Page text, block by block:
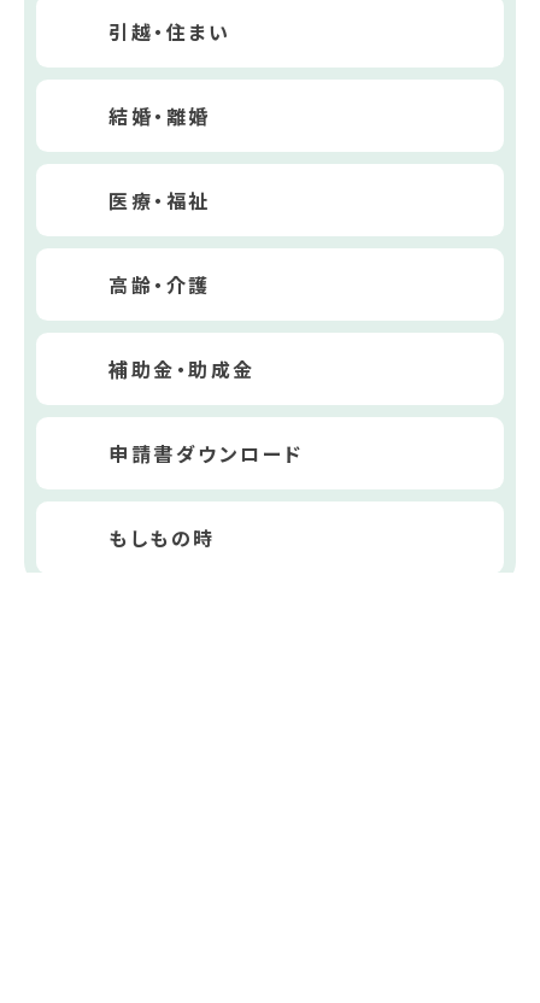
引越・住まい
結婚・離婚
医療・福祉
高齢・介護
補助金・助成金
申請書ダウンロード
もしもの時